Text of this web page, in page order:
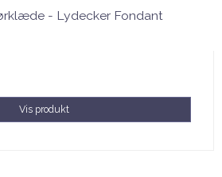
- Lydecker Fondant
Vis produkt